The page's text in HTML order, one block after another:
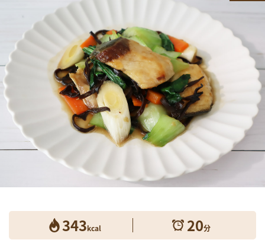
343kcal 20分
エネルギー
オメガ3系脂肪酸
グルテンフリー
ストレス
タンパク質
ダイエット
ビタミン
ビタミンA
ビタミンB群
ビタミンC
ビタミンD
ビタミンE
マグネシウム
ミネラル
メンタル
レシピ 亜鉛
体調不良
免疫 女性のお悩み
妊娠期
必須脂肪酸
成長期 抗酸化
朝食
栄養素コラム
消化しやすい
生活習慣病
糖質オフ
美容 肥満・メタボ
脳